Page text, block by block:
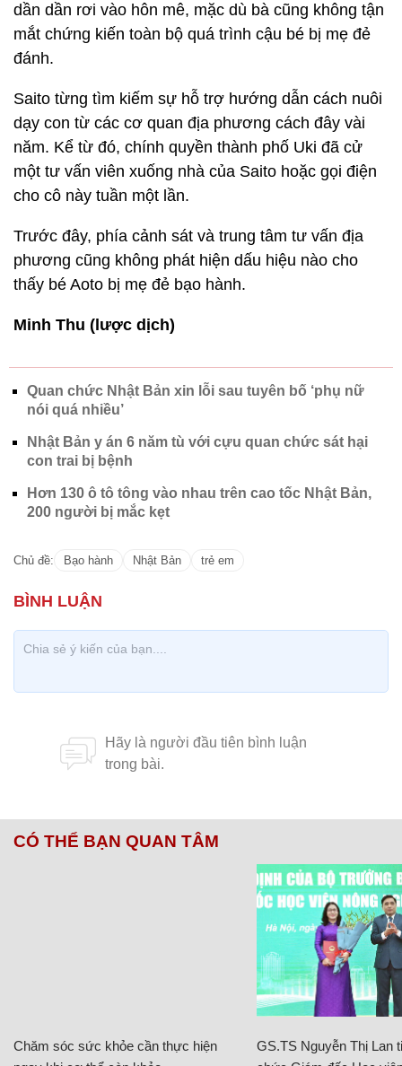
dần dần rơi vào hôn mê, mặc dù bà cũng không tận
mắt chứng kiến toàn bộ quá trình cậu bé bị mẹ đẻ
đánh.
Saito từng tìm kiếm sự hỗ trợ hướng dẫn cách nuôi
dạy con từ các cơ quan địa phương cách đây vài
năm. Kể từ đó, chính quyền thành phố Uki đã cử
một tư vấn viên xuống nhà của Saito hoặc gọi điện
cho cô này tuần một lần.
Trước đây, phía cảnh sát và trung tâm tư vấn địa
phương cũng không phát hiện dấu hiệu nào cho
thấy bé Aoto bị mẹ đẻ bạo hành.
Minh Thu (lược dịch)
Quan chức Nhật Bản xin lỗi sau tuyên bố ‘phụ nữ
nói quá nhiều’
Nhật Bản y án 6 năm tù với cựu quan chức sát hại
con trai bị bệnh
Hơn 130 ô tô tông vào nhau trên cao tốc Nhật Bản,
200 người bị mắc kẹt
Chủ đề: Bạo hành Nhật Bản trẻ em
CÓ THỂ BẠN QUAN TÂM
Chăm sóc sức khỏe cần thực hiện
GS.TS Nguyễn Thị Lan